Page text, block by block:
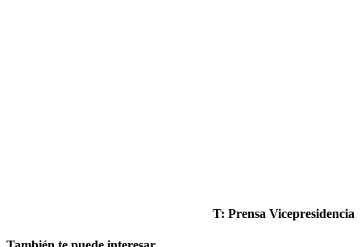
T: Prensa Vicepresidencia